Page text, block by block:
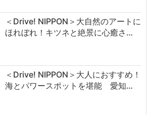
＜Drive! NIPPON＞大自然のアートに
ほれぼれ！キツネと絶景に心癒さ…
＜Drive! NIPPON＞大人におすすめ！
海とパワースポットを堪能 愛知…